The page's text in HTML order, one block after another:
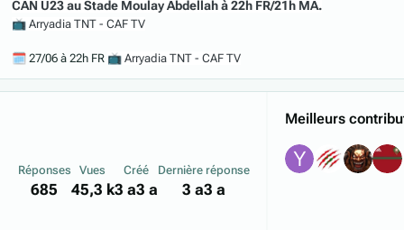
CAN U23 au Stade Moulay Abdellah à 22h FR/21h MA.
📺 Arryadia TNT - CAF TV
🗓️ 27/06 à 22h FR 📺 Arryadia TNT - CAF TV
Réponses
685
Vues
45,3 k
Créé
3 a3 a
Dernière réponse
3 a3 a
Meilleurs